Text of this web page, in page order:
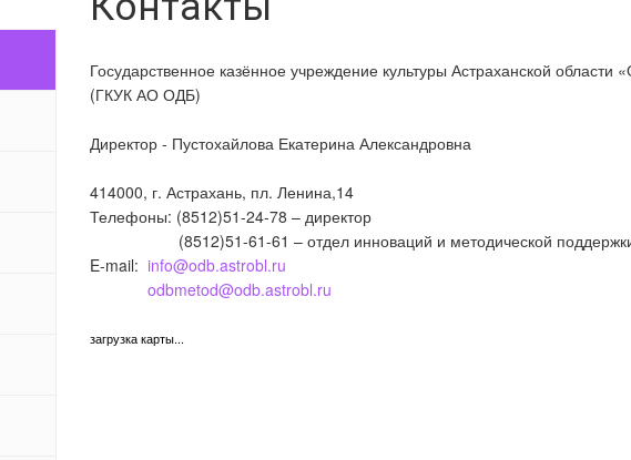
Государственное казённое учреждение культуры Астраханской области
(ГКУК АО ОДБ)
Директор - Пустохайлова Екатерина Александровна
414000, г. Астрахань, пл. Ленина,14
Телефоны: (8512)51-24-78 – директор
(8512)51-61-61 – отдел инноваций и методической
E-mail: info@odb.astrobl.ru
odbmetod@odb.astrobl.ru
загрузка карты...